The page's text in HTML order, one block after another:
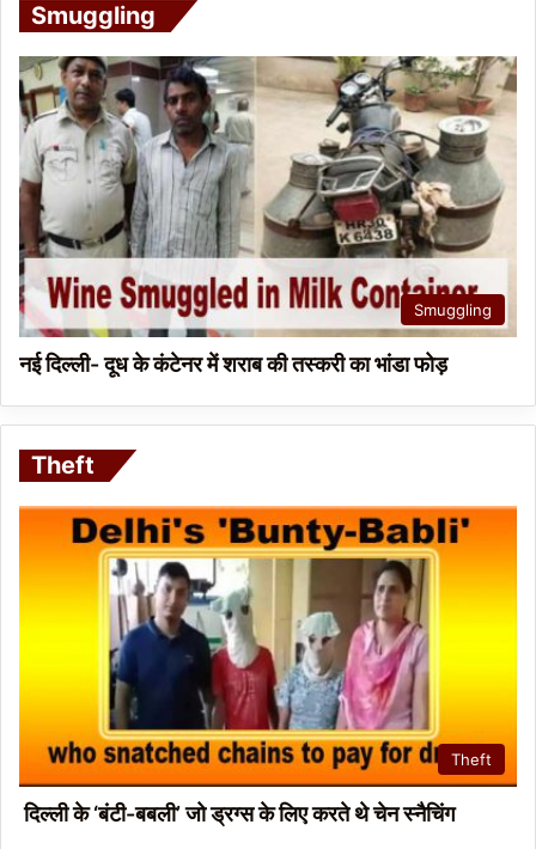
Smuggling
Smuggling
नई दिल्ली- दूध के कंटेनर में शराब की तस्करी का भांडा फोड़
Theft
Theft
दिल्ली के ‘बंटी-बबली’ जो ड्रग्स के लिए करते थे चेन स्नैचिंग